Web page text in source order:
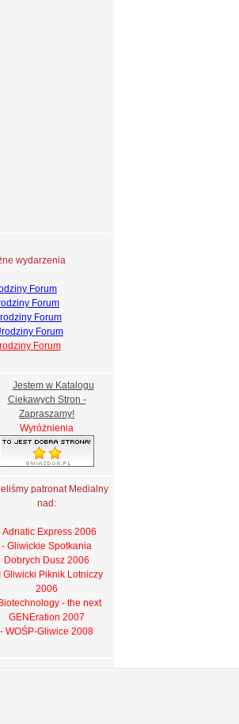
wydarzenia
Forum
Forum
Forum
Forum
Forum
Wyróżnienia
patronat Medialny
nad:
Adriatic Express 2006
- Gliwickie Spotkania
Dobrych Dusz 2006
Gliwicki Piknik Lotniczy
2006
- the next
GENEration 2007
- WOŚP-Gliwice 2008